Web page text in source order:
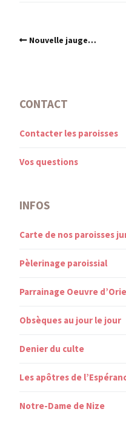
Nouvelle jauge…
CONTACT
Contacter les paroisses
Vos questions
INFOS
Carte de nos paroisses
Pèlerinage paroissial
Parrainage Oeuvre
Obsèques au jour le jour
Denier du culte
Les apôtres de
Notre-Dame de Nize